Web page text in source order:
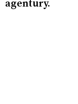
agentury.